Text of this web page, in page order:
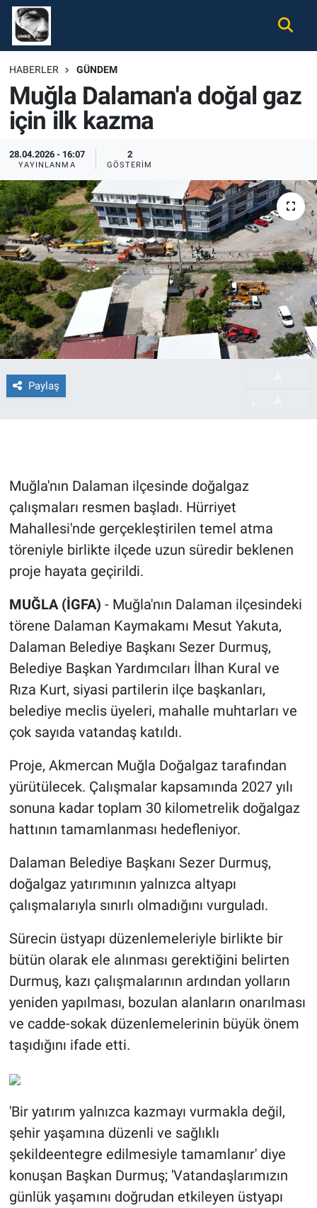
HABERLER GÜNDEM
Muğla Dalaman'a doğal gaz
için ilk kazma
28.04.2026 - 16:07
YAYINLANMA
2
GÖSTERIM
Paylaş
Muğla'nın Dalaman ilçesinde doğalgaz
çalışmaları resmen başladı. Hürriyet
Mahallesi'nde gerçekleştirilen temel atma
töreniyle birlikte ilçede uzun süredir beklenen
proje hayata geçirildi.
MUĞLA (İGFA) - Muğla'nın Dalaman ilçesindeki
törene Dalaman Kaymakamı Mesut Yakuta,
Dalaman Belediye Başkanı Sezer Durmuş,
Belediye Başkan Yardımcıları İlhan Kural ve
Rıza Kurt, siyasi partilerin ilçe başkanları,
belediye meclis üyeleri, mahalle muhtarları ve
çok sayıda vatandaş katıldı.
Proje, Akmercan Muğla Doğalgaz tarafından
yürütülecek. Çalışmalar kapsamında 2027 yılı
sonuna kadar toplam 30 kilometrelik doğalgaz
hattının tamamlanması hedefleniyor.
Dalaman Belediye Başkanı Sezer Durmuş,
doğalgaz yatırımının yalnızca altyapı
çalışmalarıyla sınırlı olmadığını vurguladı.
Sürecin üstyapı düzenlemeleriyle birlikte bir
bütün olarak ele alınması gerektiğini belirten
Durmuş, kazı çalışmalarının ardından yolların
yeniden yapılması, bozulan alanların onarılması
ve cadde-sokak düzenlemelerinin büyük önem
taşıdığını ifade etti.
'Bir yatırım yalnızca kazmayı vurmakla değil,
şehir yaşamına düzenli ve sağlıklı
şekildeentegre edilmesiyle tamamlanır' diye
konuşan Başkan Durmuş; 'Vatandaşlarımızın
günlük yaşamını doğrudan etkileyen üstyapı
Gündem
Ekonomi
Spor
Magazin
Tüm Haberler
İletişim
Künye
Nöbetçi Eczaneler
Hava Durumu
Namaz Vakitleri
Trafik Durumu
Süper Lig Puan Durumu ve Fikstür
Tüm Manşetler
Son Dakika Haberleri
Haber Arşivi